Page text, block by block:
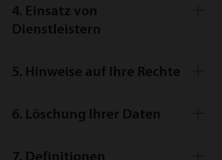
4. Einsatz von
Dienstleistern
5. Hinweise auf Ihre Rechte
6. Löschung Ihrer Daten
7. Definitionen